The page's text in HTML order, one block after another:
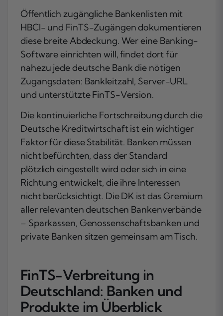
Öffentlich zugängliche Bankenlisten mit
HBCI- und FinTS-Zugängen dokumentieren
diese breite Abdeckung. Wer eine Banking-
Software einrichten will, findet dort für
nahezu jede deutsche Bank die nötigen
Zugangsdaten: Bankleitzahl, Server-URL
und unterstützte FinTS-Version.
Die kontinuierliche Fortschreibung durch die
Deutsche Kreditwirtschaft ist ein wichtiger
Faktor für diese Stabilität. Banken müssen
nicht befürchten, dass der Standard
plötzlich eingestellt wird oder sich in eine
Richtung entwickelt, die ihre Interessen
nicht berücksichtigt. Die DK ist das Gremium
aller relevanten deutschen Bankenverbände
– Sparkassen, Genossenschaftsbanken und
private Banken sitzen gemeinsam am Tisch.
FinTS-Verbreitung in
Deutschland: Banken und
Produkte im Überblick